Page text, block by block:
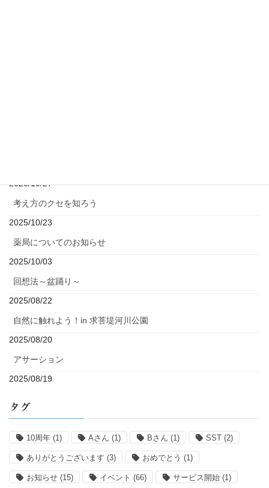
2025/10/27
考え方のクセを知ろう
2025/10/23
薬局についてのお知らせ
2025/10/03
回想法～盆踊り～
2025/08/22
自然に触れよう！in 求菩堤河川公園
2025/08/20
アサーション
2025/08/19
タグ
10周年 (1) Aさん (1) Bさん (1) SST (2)
ありがとうございます (3) おめでとう (1)
お知らせ (15) イベント (66) サービス開始 (1)